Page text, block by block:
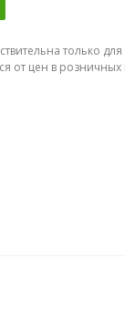
только
от цен в